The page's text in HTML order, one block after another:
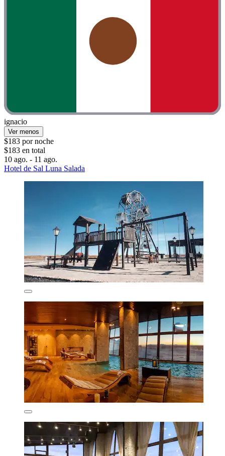
ignacio
Ver menos
$183 por noche
$183 en total
10 ago. - 11 ago.
Hotel de Sal Luna Salada